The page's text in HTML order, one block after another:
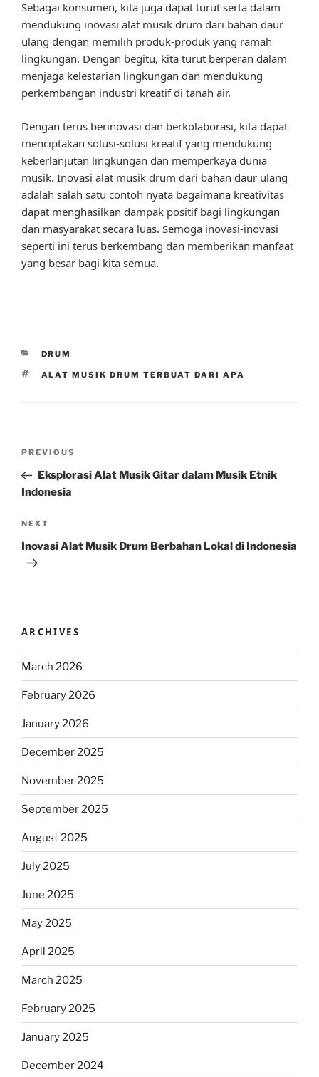
Sebagai konsumen, kita juga dapat turut serta dalam
mendukung inovasi alat musik drum dari bahan daur
ulang dengan memilih produk-produk yang ramah
lingkungan. Dengan begitu, kita turut berperan dalam
menjaga kelestarian lingkungan dan mendukung
perkembangan industri kreatif di tanah air.
Dengan terus berinovasi dan berkolaborasi, kita dapat
menciptakan solusi-solusi kreatif yang mendukung
keberlanjutan lingkungan dan memperkaya dunia
musik. Inovasi alat musik drum dari bahan daur ulang
adalah salah satu contoh nyata bagaimana kreativitas
dapat menghasilkan dampak positif bagi lingkungan
dan masyarakat secara luas. Semoga inovasi-inovasi
seperti ini terus berkembang dan memberikan manfaat
yang besar bagi kita semua.
CATEGORIES
DRUM
TAGS
ALAT MUSIK DRUM TERBUAT DARI APA
Previous
Post
PREVIOUS
Eksplorasi Alat Musik Gitar dalam Musik Etnik
Indonesia
Next
Post
NEXT
Inovasi Alat Musik Drum Berbahan Lokal di Indonesia
ARCHIVES
March 2026
February 2026
January 2026
December 2025
November 2025
September 2025
August 2025
July 2025
June 2025
May 2025
April 2025
March 2025
February 2025
January 2025
December 2024